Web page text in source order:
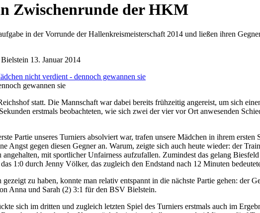
Zwischenrunde der HKM
in der Vorrunde der Hallenkreismeisterschaft 2014 und ließen ihren
13. Januar 2014
gewannen sie
statt. Die Mannschaft war dabei bereits frühzeitig angereist, um sich
erstmals beobachteten, wie sich zwei der vier vor Ort anwesenden
Partie unseres Turniers absolviert war, trafen unsere Mädchen in ihrem
gegen diesen Gegner an. Warum, zeigte sich auch heute wieder: der
mit sportlicher Unfairness aufzufallen. Zumindest das gelang
1:0 durch Jenny Völker, das zugleich den Endstand nach 12 Minuten
zu haben, konnte man relativ entspannt in die nächste Partie gehen: der
Anna und Sarah (2) 3:1 für den BSV Bielstein.
sich im dritten und zugleich letzten Spiel des Turniers erstmals auch im